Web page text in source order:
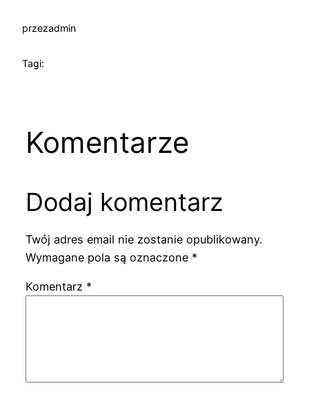
przezadmin
Tagi:
Komentarze
Dodaj komentarz
Twój adres email nie zostanie opublikowany.
Wymagane pola są oznaczone *
Komentarz *